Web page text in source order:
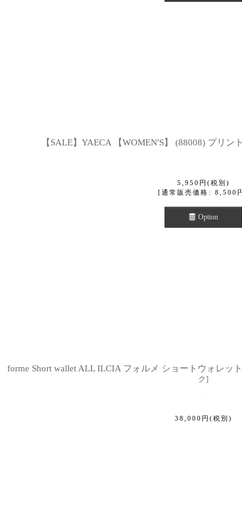
【SALE】YAECA 【WOMEN'S】 (88008) プリン
5,950 円 (税別)
[通常販売価格 : 8,500
Option
forme Short wallet ALL ILCIA フォルメ ショートウォレッ
ク]
38,000 円 (税別)